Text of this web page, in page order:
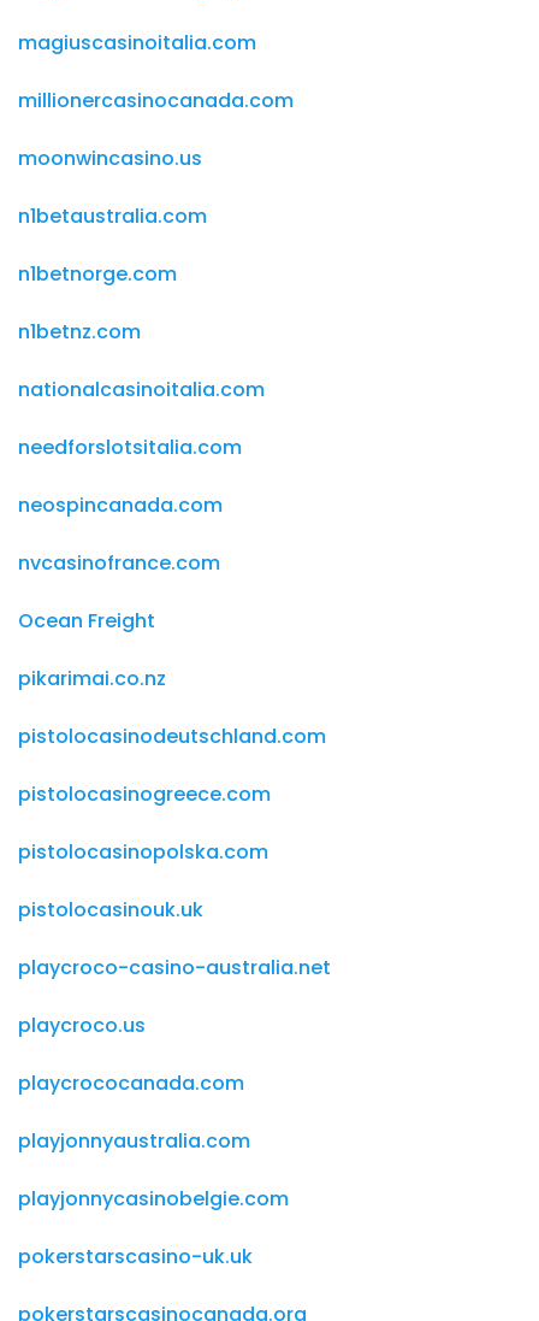
magiuscasinoitalia.com
millionercasinocanada.com
moonwincasino.us
n1betaustralia.com
n1betnorge.com
n1betnz.com
nationalcasinoitalia.com
needforslotsitalia.com
neospincanada.com
nvcasinofrance.com
Ocean Freight
pikarimai.co.nz
pistolocasinodeutschland.com
pistolocasinogreece.com
pistolocasinopolska.com
pistolocasinouk.uk
playcroco-casino-australia.net
playcroco.us
playcrococanada.com
playjonnyaustralia.com
playjonnycasinobelgie.com
pokerstarscasino-uk.uk
pokerstarscasinocanada.org